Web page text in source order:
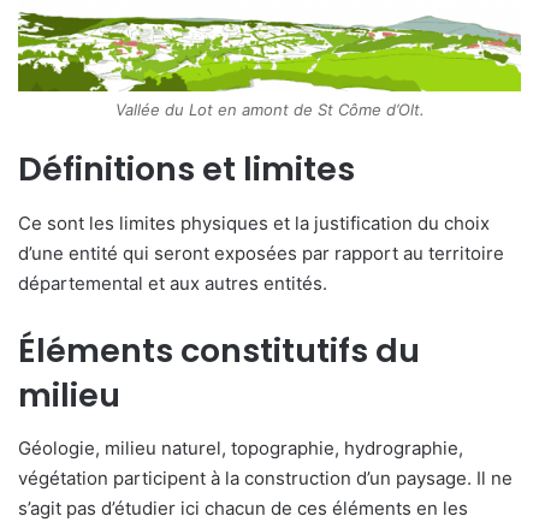
Vallée du Lot en amont de St Côme d’Olt.
Définitions et limites
Ce sont les limites physiques et la justification du choix
d’une entité qui seront exposées par rapport au territoire
départemental et aux autres entités.
Éléments constitutifs du
milieu
Géologie, milieu naturel, topographie, hydrographie,
végétation participent à la construction d’un paysage. Il ne
s’agit pas d’étudier ici chacun de ces éléments en les